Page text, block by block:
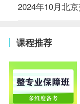
2024年10月北
课程推荐